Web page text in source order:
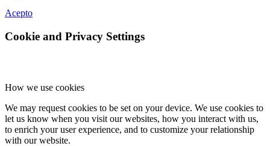
Acepto
Cookie and Privacy Settings
How we use cookies
We may request cookies to be set on your device. We use cookies to
let us know when you visit our websites, how you interact with us,
to enrich your user experience, and to customize your relationship
with our website.